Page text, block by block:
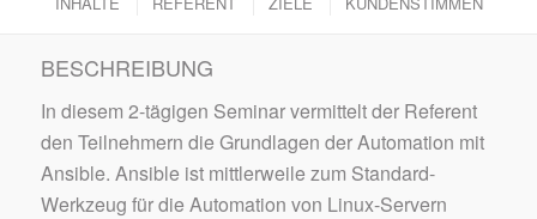
BESCHREIBUNG
In diesem 2-tägigen Seminar vermittelt der Referent
den Teilnehmern die Grundlagen der Automation mit
Ansible. Ansible ist mittlerweile zum Standard-
Werkzeug für die Automation von Linux-Servern